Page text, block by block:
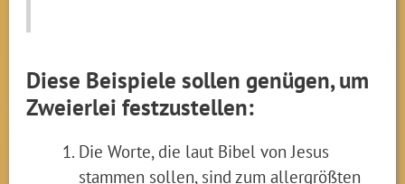
Diese Beispiele sollen genügen, um
Zweierlei festzustellen:
Die Worte, die laut Bibel von Jesus
stammen sollen, sind zum allergrößten